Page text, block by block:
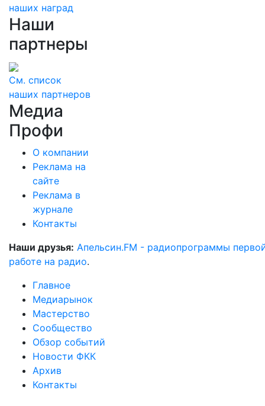
наших наград
Наши
партнеры
См. список
наших партнеров
Медиа
Профи
О компании
Реклама на
сайте
Реклама в
журнале
Контакты
Наши друзья: Апельсин.FM - радиопрограммы
работе на радио.
Главное
Медиарынок
Мастерство
Сообщество
Обзор событий
Новости ФКК
Архив
Контакты